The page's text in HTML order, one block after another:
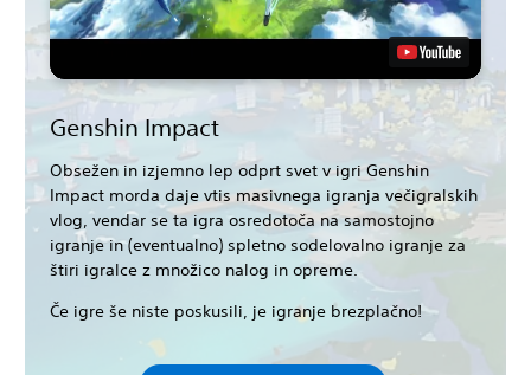
Genshin Impact
Obsežen in izjemno lep odprt svet v igri Genshin
Impact morda daje vtis masivnega igranja večigralskih
vlog, vendar se ta igra osredotoča na samostojno
igranje in (eventualno) spletno sodelovalno igranje za
štiri igralce z množico nalog in opreme.
Če igre še niste poskusili, je igranje brezplačno!